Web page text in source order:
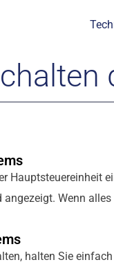
Hauptsteuereinheit
Wenn
halten Sie